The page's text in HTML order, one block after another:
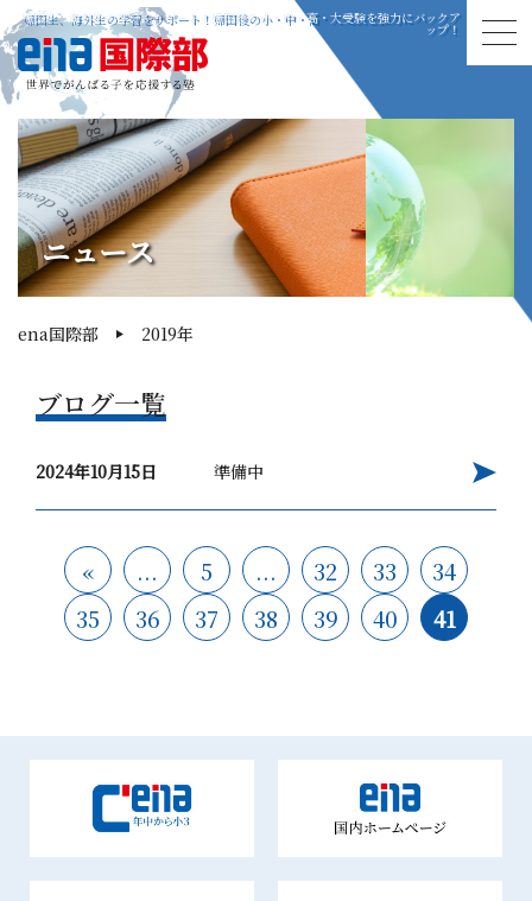
帰国生、海外生の学習をサポート！帰国後の小・中・高・大受験を強力にバックア
ップ！
ニュース
ena国際部 2019年
ブログ一覧
2024年10月15日 準備中
« ... 5 ... 32 33
34
35
36 37 38 39 40 41